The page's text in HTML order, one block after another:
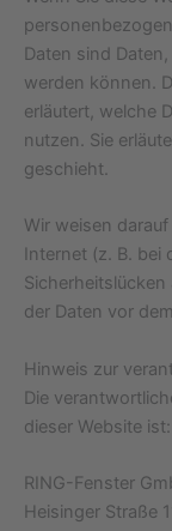
Daten sind
werden können.
erläutert, welche
nutzen. Sie
geschieht.
Wir weisen
Internet (z. B. bei
der Daten vor
Hinweis zur
Die
dieser Website ist:
RING-Fenster
Heisinger Straße